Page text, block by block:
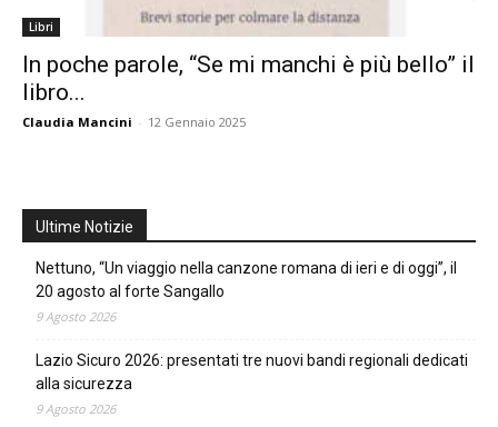
Libri
In poche parole, “Se mi manchi è più bello” il
libro...
Claudia Mancini - 12 Gennaio 2025
Ultime Notizie
Nettuno, “Un viaggio nella canzone romana di ieri e di oggi”, il
20 agosto al forte Sangallo
9 Agosto 2026
Lazio Sicuro 2026: presentati tre nuovi bandi regionali dedicati
alla sicurezza
9 Agosto 2026